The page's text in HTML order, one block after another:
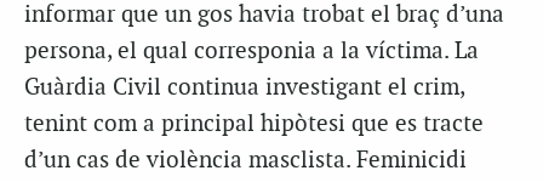
informar que un gos havia trobat el braç d’una
persona, el qual corresponia a la víctima. La
Guàrdia Civil continua investigant el crim,
tenint com a principal hipòtesi que es tracte
d’un cas de violència masclista. Feminicidi